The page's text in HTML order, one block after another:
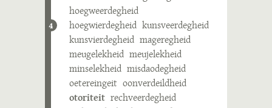
4
hoegweerdegheid
hoegwierdegheid kunsveerdegheid
kunsvierdegheid mageregheid
meugelekheid meujelekheid
minselekheid misdaodegheid
oetereingeit oonverdeildheid
otoriteit rechveerdegheid